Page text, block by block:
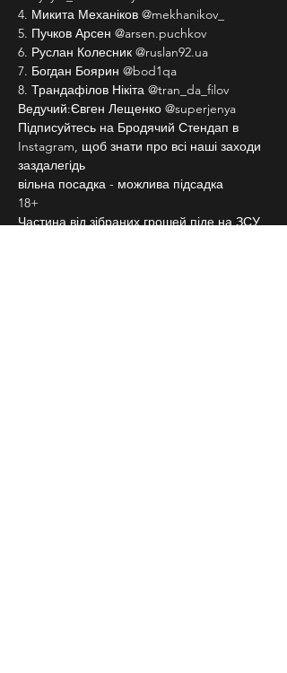
4. Микита Механіков @mekhanikov_
5. Пучков Арсен @arsen.puchkov
6. Руслан Колесник @ruslan92.ua
7. Богдан Боярин @bod1qa
8. Трандафілов Нікіта @tran_da_filov
Ведучий:Євген Лещенко @superjenya
Підписуйтесь на Бродячий Стендап в
Instagram, щоб знати про всі наші заходи
заздалегідь
вільна посадка - можлива підсадка
18+
Частина від зібраних грошей піде на ЗСУ